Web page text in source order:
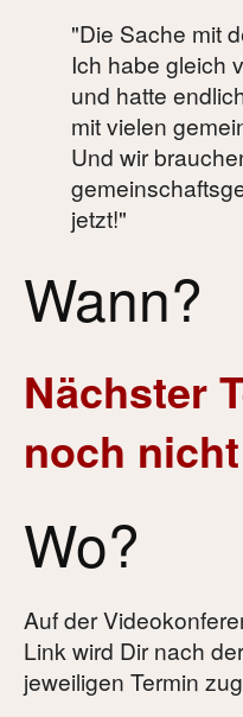
Über mich
Kontakt
"Die Sache mit
Ich habe gleich
und hatte
mit vielen
Und wir
jetzt!"
Wann?
Nächster
noch
Wo?
Auf der
Link wird Dir nach
jeweiligen Termin